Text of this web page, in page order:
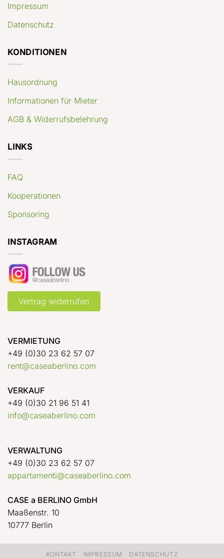
Impressum
Datenschutz
KONDITIONEN
Hausordnung
Informationen für Mieter
AGB & Widerrufsbelehrung
LINKS
FAQ
Kooperationen
Sponsoring
INSTAGRAM
Vertrag widerrufen
VERMIETUNG
+49 (0)30 23 62 57 07
rent@caseaberlino.com
VERKAUF
+49 (0)30 21 96 51 41
info@caseaberlino.com
VERWALTUNG
+49 (0)30 23 62 57 07
appartamenti@caseaberlino.com
CASE a BERLINO GmbH
Maaßenstr. 10
10777 Berlin
KONTAKT IMPRESSUM DATENSCHUTZ